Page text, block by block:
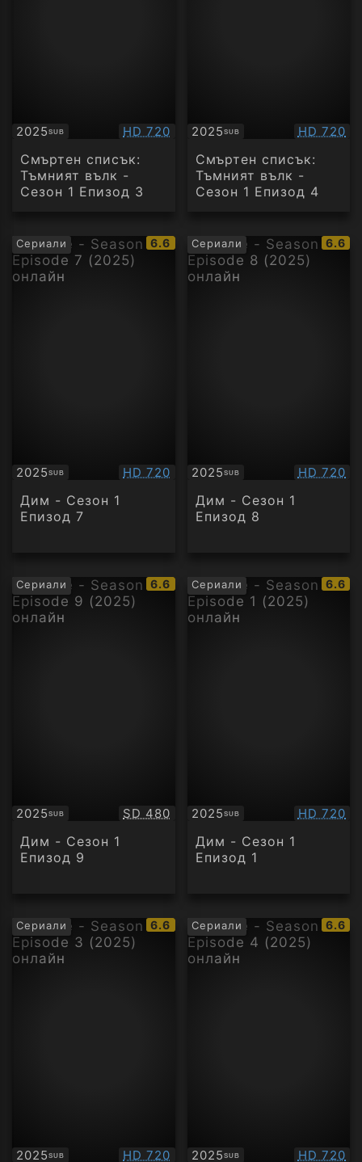
2025SUB
Субтитри Качество:
HD 720
Смъртен списък:
Тъмният вълк -
Сезон 1 Епизод 3
2025SUB
Субтитри HD 720
Смъртен списък:
Тъмният вълк -
Сезон 1 Епизод 4
Сериали
IMDb
рейтинг:
6.6
2025SUB
Субтитри Качество:
HD 720
Дим - Сезон 1
Епизод 7
Сериали
IMDb
6.6
2025SUB
Субтитри HD 720
Дим - Сезон 1
Епизод 8
Сериали
IMDb
рейтинг:
6.6
2025SUB
Субтитри Качество:
SD 480
Дим - Сезон 1
Епизод 9
Сериали
IMDb
6.6
2025SUB
Субтитри HD 720
Дим - Сезон 1
Епизод 1
Сериали
IMDb
рейтинг:
6.6
2025SUB Качество:
HD 720
Сериали
IMDb
6.6
2025SUB HD 720